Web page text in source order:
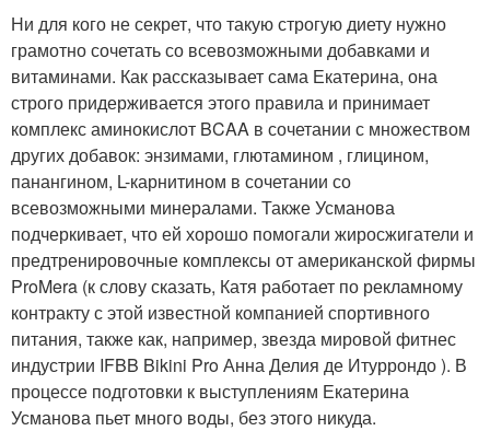
Ни для кого не секрет, что такую строгую диету нужно
грамотно сочетать со всевозможными добавками и
витаминами. Как рассказывает сама Екатерина, она
строго придерживается этого правила и принимает
комплекс аминокислот BCAA в сочетании с множеством
других добавок: энзимами, глютамином , глицином,
панангином, L-карнитином в сочетании со
всевозможными минералами. Также Усманова
подчеркивает, что ей хорошо помогали жиросжигатели и
предтренировочные комплексы от американской фирмы
ProMera (к слову сказать, Катя работает по рекламному
контракту с этой известной компанией спортивного
питания, также как, например, звезда мировой фитнес
индустрии IFBB Bikini Pro Анна Делия де Итуррондо ). В
процессе подготовки к выступлениям Екатерина
Усманова пьет много воды, без этого никуда.